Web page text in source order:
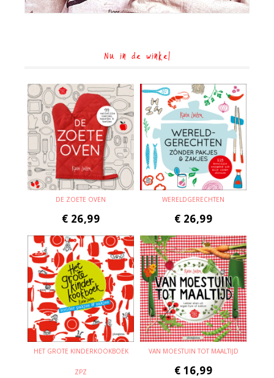
Nu in de winkel
DE ZOETE OVEN
€ 26,99
WERELDGERECHTEN
€ 26,99
HET GROTE KINDERKOOKBOEK
ZPZ
VAN MOESTUIN TOT MAALTIJD
€ 16,99